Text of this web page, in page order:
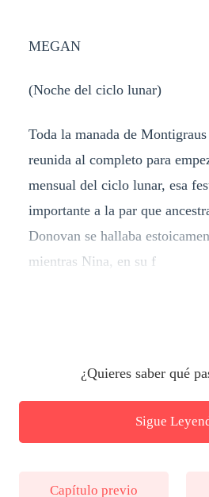
MEGAN
(Noche del ciclo lunar)
Toda la manada de
reunida al completo para
mensual del ciclo lunar, esa
importante a la par que
Donovan se hallaba
mientras Nina, en su f
¿Quieres saber qué
Sigue
Capítulo previo